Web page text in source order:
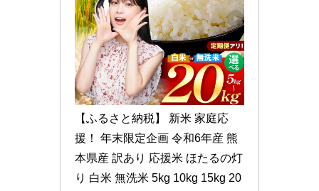
【ふるさと納税】 新米 家庭応
援！ 年末限定企画 令和6年産 熊
本県産 訳あり 応援米 ほたるの灯
り 白米 無洗米 5kg 10kg 15kg 20